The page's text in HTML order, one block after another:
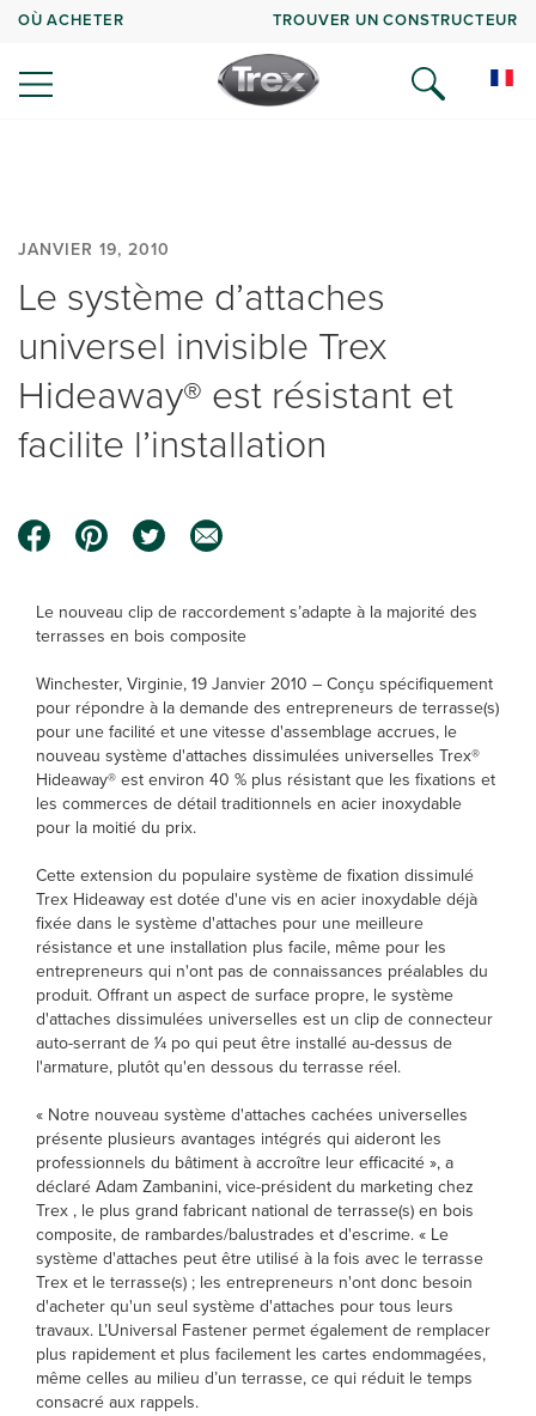
OÙ ACHETER TROUVER UN CONSTRUCTEUR
JANVIER 19, 2010
Le système d’attaches
universel invisible Trex
Hideaway® est résistant et
facilite l’installation
Le nouveau clip de raccordement s’adapte à la majorité des
terrasses en bois composite
Winchester, Virginie, 19 Janvier 2010 – Conçu spécifiquement
pour répondre à la demande des entrepreneurs de terrasse(s)
pour une facilité et une vitesse d'assemblage accrues, le
nouveau système d'attaches dissimulées universelles Trex®
Hideaway® est environ 40 % plus résistant que les fixations et
les commerces de détail traditionnels en acier inoxydable
pour la moitié du prix.
Cette extension du populaire système de fixation dissimulé
Trex Hideaway est dotée d'une vis en acier inoxydable déjà
fixée dans le système d'attaches pour une meilleure
résistance et une installation plus facile, même pour les
entrepreneurs qui n'ont pas de connaissances préalables du
produit. Offrant un aspect de surface propre, le système
d'attaches dissimulées universelles est un clip de connecteur
auto-serrant de 1⁄4 po qui peut être installé au-dessus de
l'armature, plutôt qu'en dessous du terrasse réel.
« Notre nouveau système d'attaches cachées universelles
présente plusieurs avantages intégrés qui aideront les
professionnels du bâtiment à accroître leur efficacité », a
déclaré Adam Zambanini, vice-président du marketing chez
Trex , le plus grand fabricant national de terrasse(s) en bois
composite, de rambardes/balustrades et d'escrime. « Le
système d'attaches peut être utilisé à la fois avec le terrasse
Trex et le terrasse(s) ; les entrepreneurs n'ont donc besoin
d'acheter qu'un seul système d'attaches pour tous leurs
travaux. L’Universal Fastener permet également de remplacer
plus rapidement et plus facilement les cartes endommagées,
même celles au milieu d’un terrasse, ce qui réduit le temps
consacré aux rappels.